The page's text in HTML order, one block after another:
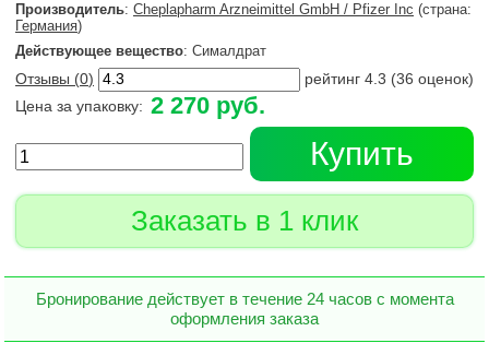
Производитель: Cheplapharm Arzneimittel GmbH / Pfizer Inc (страна:
Германия)
Действующее вещество: Сималдрат
Отзывы (0) рейтинг 4.3 (36 оценок)
Цена за упаковку: 2 270 руб.
Купить
Заказать в 1 клик
Бронирование действует в течение 24 часов с момента
оформления заказа